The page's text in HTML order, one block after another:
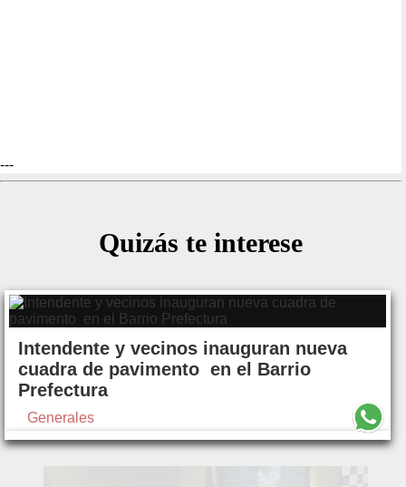
---
Quizás te interese
Intendente y vecinos inauguran nueva
cuadra de pavimento en el Barrio
Prefectura
Generales